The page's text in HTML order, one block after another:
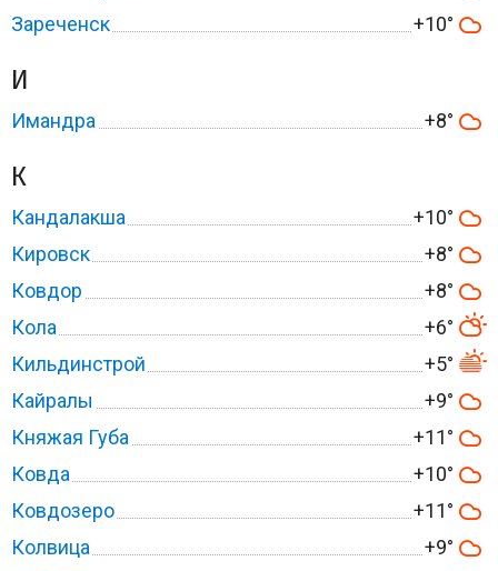
Зареченск
+10°
И
Имандра +8°
К
Кандалакша
+10°
Кировск
+8°
Ковдор
+8°
Кола
+6°
Кильдинстрой
+5°
Кайралы
+9°
Княжая Губа
+11°
Ковда
+10°
Ковдозеро
+11°
Колвица
+9°